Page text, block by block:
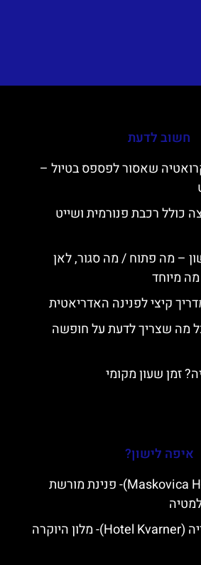
חשוב לדעת
קרואטיה שאסור לפספס בטיול –
כולל רכבת פנורמית ושייט
– מה פתוח / מה סגור, לאן
מיוחד
קיצי לפנינה האדריאטית
מה שצריך לדעת על חופשה
זמן שעון מקומי
איפה לישון?
מסקוביצה האן (Maskovica Han)- פנינת מורשת
מלון קוורנר באופטייה (Hotel Kvarner)- מלון היוקרה